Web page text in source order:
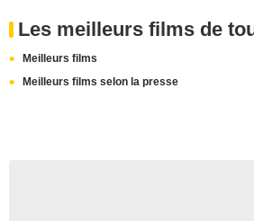
Les meilleurs films de
Meilleurs films
Meilleurs films selon la presse